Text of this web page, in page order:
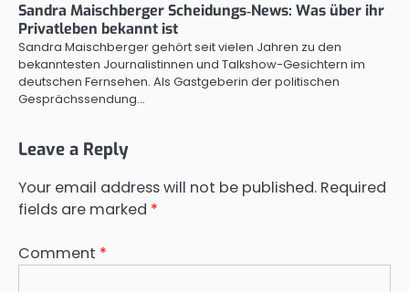
Sandra Maischberger Scheidungs‑News: Was über ihr
Privatleben bekannt ist
Sandra Maischberger gehört seit vielen Jahren zu den
bekanntesten Journalistinnen und Talkshow-Gesichtern im
deutschen Fernsehen. Als Gastgeberin der politischen
Gesprächssendung…
Leave a Reply
Your email address will not be published. Required
fields are marked *
Comment *